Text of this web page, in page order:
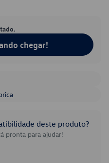
chegar!
deste produto?
pronta para ajudar!